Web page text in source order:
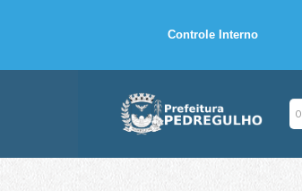
Controle Interno